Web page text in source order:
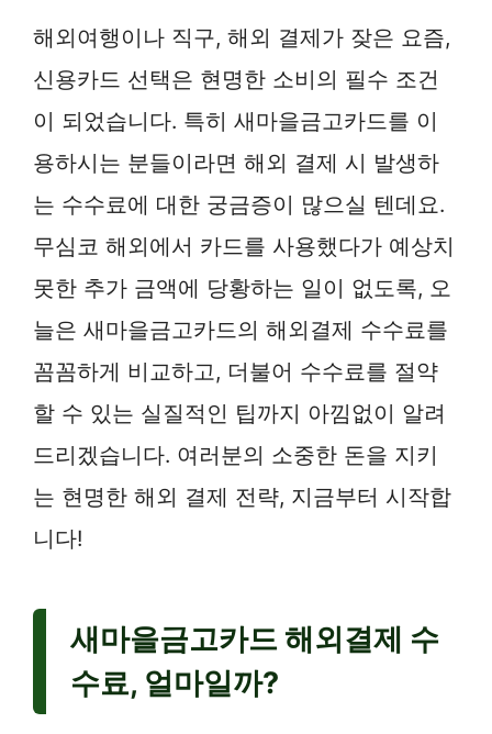
해외여행이나 직구, 해외 결제가 잦은 요즘,
신용카드 선택은 현명한 소비의 필수 조건
이 되었습니다. 특히 새마을금고카드를 이
용하시는 분들이라면 해외 결제 시 발생하
는 수수료에 대한 궁금증이 많으실 텐데요.
무심코 해외에서 카드를 사용했다가 예상치
못한 추가 금액에 당황하는 일이 없도록, 오
늘은 새마을금고카드의 해외결제 수수료를
꼼꼼하게 비교하고, 더불어 수수료를 절약
할 수 있는 실질적인 팁까지 아낌없이 알려
드리겠습니다. 여러분의 소중한 돈을 지키
는 현명한 해외 결제 전략, 지금부터 시작합
니다!
새마을금고카드 해외결제 수
수료, 얼마일까?